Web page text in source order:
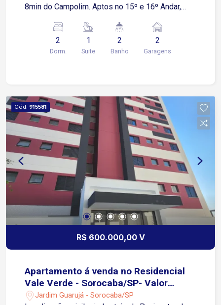
8min do Campolim. Aptos no 15º e 16º Andar,
cozinha grandes e integradas, varanda grande, já
com Grill e com linda vista do pôr do sol. 2
(DUAS) Vagas cobertas e fixas no nível da rua.
Festa, Quadra Poliesportiva, CoWork equipado,
Espaço UBER, Elevador de Acessibilidade,
Choperia, Playground, Sala de Jogos e Meeting
Room já equipado.
2
Dorm.
1
Suite
2
Banho
2
Garagens
Cód. 915581
R$ 600.000,00 V
Apartamento á venda no Residencial
Vale Verde - Sorocaba/SP- Valor
Promocional de R$ 600.000,00
Jardim Guarujá - Sorocaba/SP